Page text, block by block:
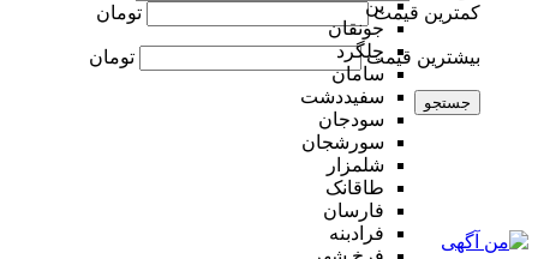
بن
جونقان
چلگرد
سامان
سفیددشت
سودجان
سورشجان
شلمزار
طاقانک
فارسان
فرادبنه
کمترین قیمت
تومان
بیشترین قیمت تومان
جستجو